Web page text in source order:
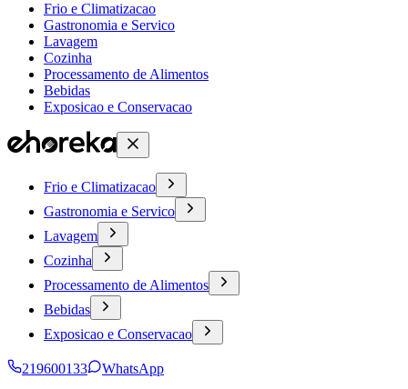
Frio e Climatizacao
Gastronomia e Servico
Lavagem
Cozinha
Processamento de Alimentos
Bebidas
Exposicao e Conservacao
Frio e Climatizacao
Gastronomia e Servico
Lavagem
Cozinha
Processamento de Alimentos
Bebidas
Exposicao e Conservacao
219600133
WhatsApp